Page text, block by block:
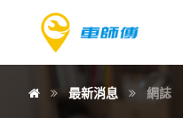
最新消息 網誌